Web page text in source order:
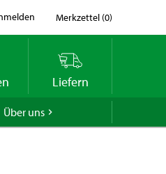
Merkzettel (0)
Liefern
Über uns